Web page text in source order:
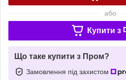
або
Купити з
Що таке купити з Пром?
Замовлення під захистом